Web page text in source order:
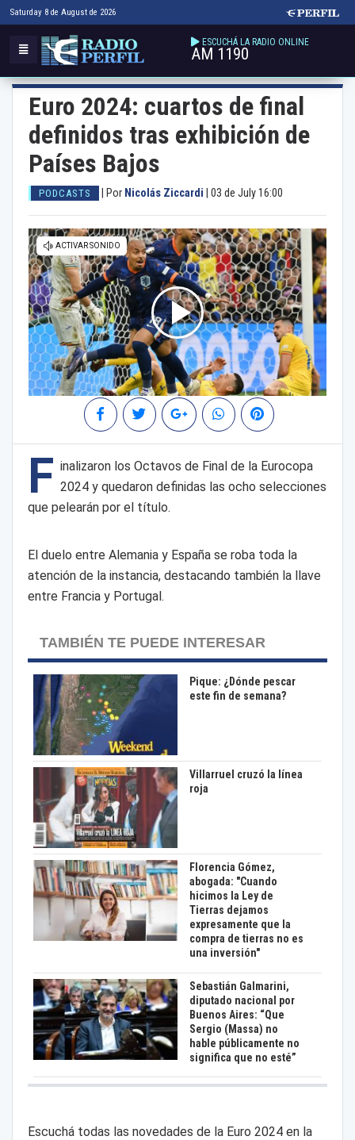
Saturday 8 de August de 2026
ESCUCHÁ LA RADIO ONLINE
AM 1190
Euro 2024: cuartos de final
definidos tras exhibición de
Países Bajos
PODCASTS Por Nicolás Ziccardi 03 de July 16:00
F inalizaron los Octavos de Final de la Eurocopa
2024 y quedaron definidas las ocho selecciones
que pelearán por el título.
El duelo entre Alemania y España se roba toda la
atención de la instancia, destacando también la llave
entre Francia y Portugal.
TAMBIÉN TE PUEDE INTERESAR
Pique: ¿Dónde pescar
este fin de semana?
Villarruel cruzó la línea
roja
Florencia Gómez,
abogada: "Cuando
hicimos la Ley de
Tierras dejamos
expresamente que la
compra de tierras no es
una inversión"
Sebastián Galmarini,
diputado nacional por
Buenos Aires: “Que
Sergio (Massa) no
hable públicamente no
significa que no esté”
Escuchá todas las novedades de la Euro 2024 en la